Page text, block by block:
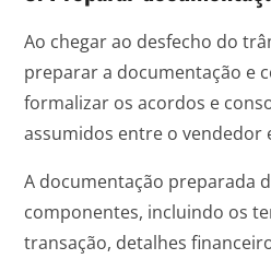
Ao chegar ao desfecho do
preparar a documentação e
formalizar os acordos e
assumidos entre o vendedor
A documentação preparada
componentes, incluindo os
transação, detalhes